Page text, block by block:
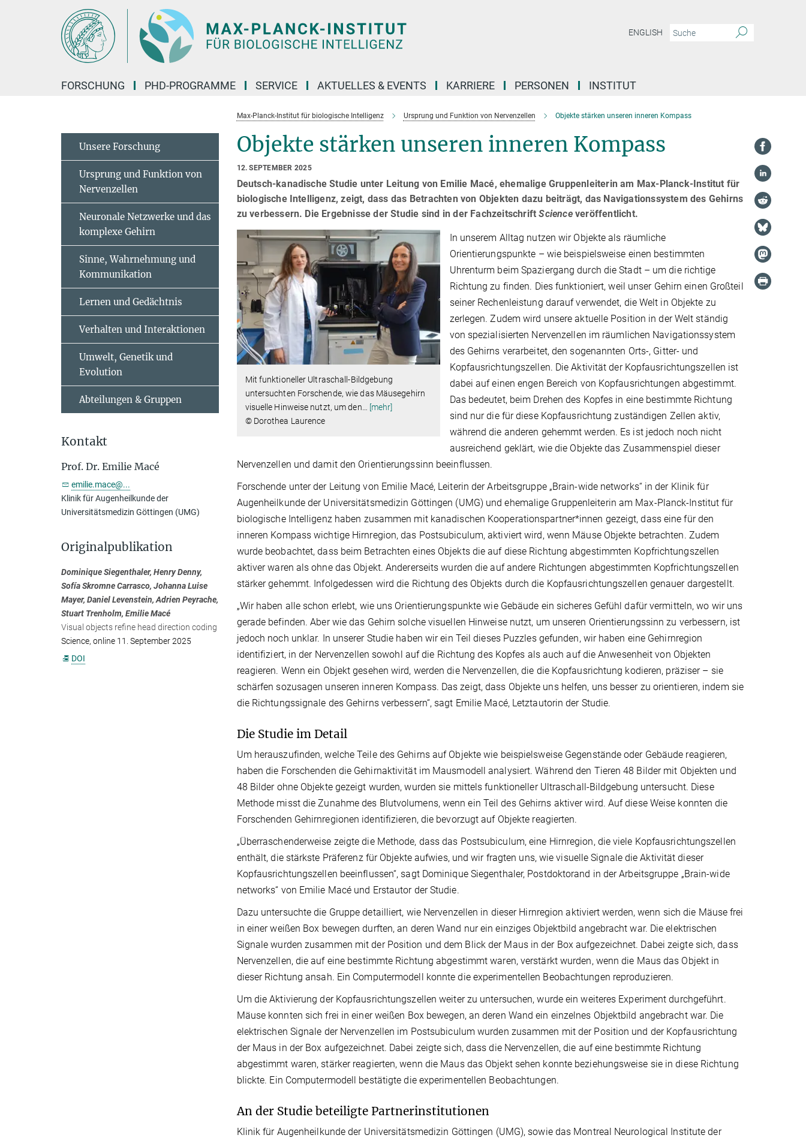
ENGLISH
FORSCHUNG PHD-PROGRAMME SERVICE AKTUELLES & EVENTS KARRIERE PERSONEN INSTITUT
Max-Planck-Institut für biologische Intelligenz Ursprung und Funktion von Nervenzellen Objekte stärken unseren inneren Kompass
Objekte stärken unseren inneren Kompass
12. SEPTEMBER 2025
Deutsch-kanadische Studie unter Leitung von Emilie Macé, ehemalige Gruppenleiterin am Max-Planck-Institut für
biologische Intelligenz, zeigt, dass das Betrachten von Objekten dazu beiträgt, das Navigationssystem des Gehirns
zu verbessern. Die Ergebnisse der Studie sind in der FachzeitschriftScienceveröffentlicht.
Mit funktioneller Ultraschall-Bildgebung
untersuchten Forschende, wie das Mäusegehirn
visuelle Hinweise nutzt, um den… [mehr]
© Dorothea Laurence
In unserem Alltag nutzen wir Objekte als räumliche
Orientierungspunkte – wie beispielsweise einen bestimmten
Uhrenturm beim Spaziergang durch die Stadt – um die richtige
Richtung zu finden. Dies funktioniert, weil unser Gehirn einen Großteil
seiner Rechenleistung darauf verwendet, die Welt in Objekte zu
zerlegen. Zudem wird unsere aktuelle Position in der Welt ständig
von spezialisierten Nervenzellen im räumlichen Navigationssystem
des Gehirns verarbeitet, den sogenannten Orts-, Gitter- und
Kopfausrichtungszellen. Die Aktivität der Kopfausrichtungszellen ist
dabei auf einen engen Bereich von Kopfausrichtungen abgestimmt.
Das bedeutet, beim Drehen des Kopfes in eine bestimmte Richtung
sind nur die für diese Kopfausrichtung zuständigen Zellen aktiv,
während die anderen gehemmt werden. Es ist jedoch noch nicht
ausreichend geklärt, wie die Objekte das Zusammenspiel dieser
Nervenzellen und damit den Orientierungssinn beeinflussen.
Forschende unter der Leitung von Emilie Macé, Leiterin der Arbeitsgruppe „Brain-wide networks“ in der Klinik für
Augenheilkunde der Universitätsmedizin Göttingen (UMG) und ehemalige Gruppenleiterin am Max-Planck-Institut für
biologische Intelligenz haben zusammen mit kanadischen Kooperationspartner*innen gezeigt, dass eine für den
inneren Kompass wichtige Hirnregion, das Postsubiculum, aktiviert wird, wenn Mäuse Objekte betrachten. Zudem
wurde beobachtet, dass beim Betrachten eines Objekts die auf diese Richtung abgestimmten Kopfrichtungszellen
aktiver waren als ohne das Objekt. Andererseits wurden die auf andere Richtungen abgestimmten Kopfrichtungszellen
stärker gehemmt. Infolgedessen wird die Richtung des Objekts durch die Kopfausrichtungszellen genauer dargestellt.
„Wir haben alle schon erlebt, wie uns Orientierungspunkte wie Gebäude ein sicheres Gefühl dafür vermitteln, wo wir uns
gerade befinden. Aber wie das Gehirn solche visuellen Hinweise nutzt, um unseren Orientierungssinn zu verbessern, ist
jedoch noch unklar. In unserer Studie haben wir ein Teil dieses Puzzles gefunden, wir haben eine Gehirnregion
identifiziert, in der Nervenzellen sowohl auf die Richtung des Kopfes als auch auf die Anwesenheit von Objekten
reagieren. Wenn ein Objekt gesehen wird, werden die Nervenzellen, die die Kopfausrichtung kodieren, präziser – sie
schärfen sozusagen unseren inneren Kompass. Das zeigt, dass Objekte uns helfen, uns besser zu orientieren, indem sie
die Richtungssignale des Gehirns verbessern“, sagt Emilie Macé, Letztautorin der Studie.
Die Studie im Detail
Um herauszufinden, welche Teile des Gehirns auf Objekte wie beispielsweise Gegenstände oder Gebäude reagieren,
haben die Forschenden die Gehirnaktivität im Mausmodell analysiert. Während den Tieren 48 Bilder mit Objekten und
48 Bilder ohne Objekte gezeigt wurden, wurden sie mittels funktioneller Ultraschall-Bildgebung untersucht. Diese
Methode misst die Zunahme des Blutvolumens, wenn ein Teil des Gehirns aktiver wird. Auf diese Weise konnten die
Forschenden Gehirnregionen identifizieren, die bevorzugt auf Objekte reagierten.
„Überraschenderweise zeigte die Methode, dass das Postsubiculum, eine Hirnregion, die viele Kopfausrichtungszellen
enthält, die stärkste Präferenz für Objekte aufwies, und wir fragten uns, wie visuelle Signale die Aktivität dieser
Kopfausrichtungszellen beeinflussen“, sagt Dominique Siegenthaler, Postdoktorand in der Arbeitsgruppe „Brain-wide
networks“ von Emilie Macé und Erstautor der Studie.
Dazu untersuchte die Gruppe detailliert, wie Nervenzellen in dieser Hirnregion aktiviert werden, wenn sich die Mäuse frei
in einer weißen Box bewegen durften, an deren Wand nur ein einziges Objektbild angebracht war. Die elektrischen
Signale wurden zusammen mit der Position und dem Blick der Maus in der Box aufgezeichnet. Dabei zeigte sich, dass
Nervenzellen, die auf eine bestimmte Richtung abgestimmt waren, verstärkt wurden, wenn die Maus das Objekt in
dieser Richtung ansah. Ein Computermodell konnte die experimentellen Beobachtungen reproduzieren.
Um die Aktivierung der Kopfausrichtungszellen weiter zu untersuchen, wurde ein weiteres Experiment durchgeführt.
Mäuse konnten sich frei in einer weißen Box bewegen, an deren Wand ein einzelnes Objektbild angebracht war. Die
elektrischen Signale der Nervenzellen im Postsubiculum wurden zusammen mit der Position und der Kopfausrichtung
der Maus in der Box aufgezeichnet. Dabei zeigte sich, dass die Nervenzellen, die auf eine bestimmte Richtung
abgestimmt waren, stärker reagierten, wenn die Maus das Objekt sehen konnte beziehungsweise sie in diese Richtung
blickte. Ein Computermodell bestätigte die experimentellen Beobachtungen.
An der Studie beteiligte Partnerinstitutionen
Klinik für Augenheilkunde der Universitätsmedizin Göttingen (UMG), sowie das Montreal Neurological Institute der
Unsere Forschung
Ursprung und Funktion von
Nervenzellen
Neuronale Netzwerke und das
komplexe Gehirn
Sinne, Wahrnehmung und
Kommunikation
Lernen und Gedächtnis
Verhalten und Interaktionen
Umwelt, Genetik und
Evolution
Abteilungen & Gruppen
Kontakt
Prof. Dr. Emilie Macé
emilie.mace@...
Klinik für Augenheilkunde der
Universitätsmedizin Göttingen (UMG)
Originalpublikation
Dominique Siegenthaler, Henry Denny,
Sofía Skromne Carrasco, Johanna Luise
Mayer, Daniel Levenstein, Adrien Peyrache,
Stuart Trenholm, Emilie Macé
Visual objects refine head direction coding
Science, online 11. September 2025
DOI